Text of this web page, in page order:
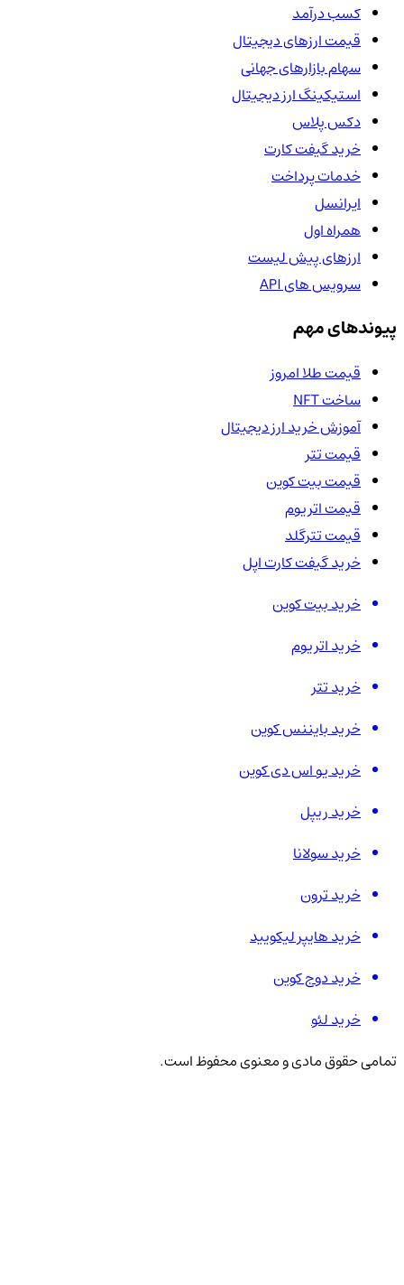
کسب درآمد
قیمت ارزهای دیجیتال
سهام بازارهای جهانی
استیکینگ ارز دیجیتال
دکس پلاس
خرید گیفت کارت
خدمات پرداخت
ایرانسل
همراه اول
ارزهای پیش لیست
سرویس های API
پیوندهای مهم
قیمت طلا امروز
ساخت NFT
آموزش خرید ارز دیجیتال
قیمت تتر
قیمت بیت کوین
قیمت اتریوم
قیمت تترگلد
خرید گیفت کارت اپل
خرید بیت کوین
خرید اتریوم
خرید تتر
خرید بایننس کوین
خرید یو اس دی کوین
خرید ریپل
خرید سولانا
خرید ترون
خرید هایپر لیکویید
خرید دوج کوین
خرید لئو
تمامی حقوق مادی و معنوی محفوظ است.